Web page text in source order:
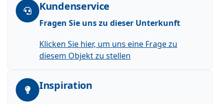
Kundenservice
Fragen Sie uns zu dieser Unterkunft
Klicken Sie hier, um uns eine Frage zu
diesem Objekt zu stellen
Inspiration